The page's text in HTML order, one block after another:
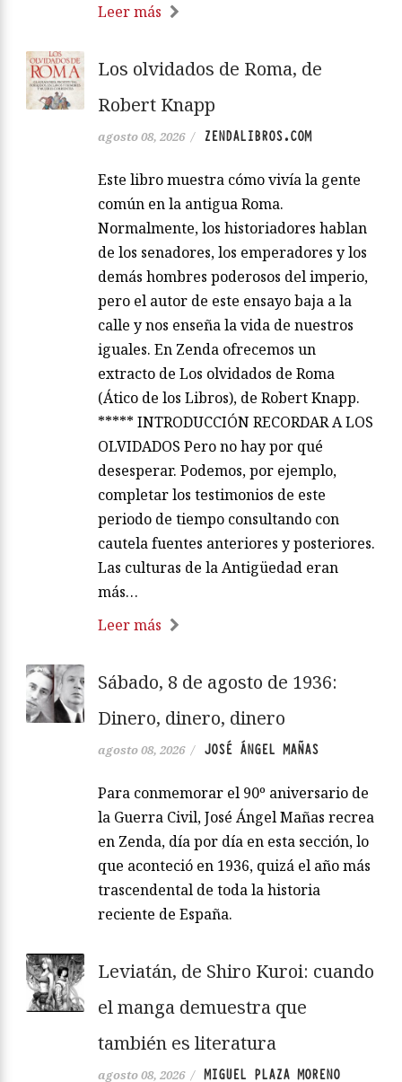
Leer más
Los olvidados de Roma, de
Robert Knapp
agosto 08, 2026 / ZENDALIBROS.COM
Este libro muestra cómo vivía la gente
común en la antigua Roma.
Normalmente, los historiadores hablan
de los senadores, los emperadores y los
demás hombres poderosos del imperio,
pero el autor de este ensayo baja a la
calle y nos enseña la vida de nuestros
iguales. En Zenda ofrecemos un
extracto de Los olvidados de Roma
(Ático de los Libros), de Robert Knapp.
***** INTRODUCCIÓN RECORDAR A LOS
OLVIDADOS Pero no hay por qué
desesperar. Podemos, por ejemplo,
completar los testimonios de este
periodo de tiempo consultando con
cautela fuentes anteriores y posteriores.
Las culturas de la Antigüedad eran
más…
Leer más
Sábado, 8 de agosto de 1936:
Dinero, dinero, dinero
agosto 08, 2026 / JOSÉ ÁNGEL MAÑAS
Para conmemorar el 90º aniversario de
la Guerra Civil, José Ángel Mañas recrea
en Zenda, día por día en esta sección, lo
que aconteció en 1936, quizá el año más
trascendental de toda la historia
reciente de España.
Leviatán, de Shiro Kuroi: cuando
el manga demuestra que
también es literatura
agosto 08, 2026 / MIGUEL PLAZA MORENO